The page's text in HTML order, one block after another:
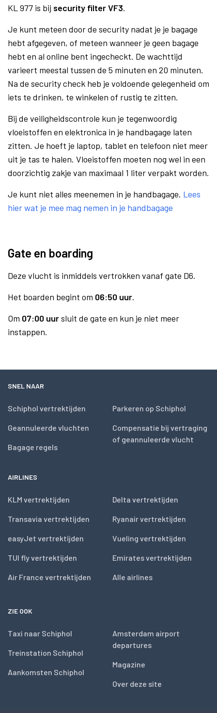
KL 977 is bij security filter VF3.
Je kunt meteen door de security nadat je je bagage
hebt afgegeven, of meteen wanneer je geen bagage
hebt en al online bent ingecheckt. De wachttijd
varieert meestal tussen de 5 minuten en 20 minuten.
Na de security check heb je voldoende gelegenheid om
iets te drinken, te winkelen of rustig te zitten.
Bij de veiligheidscontrole kun je tegenwoordig
vloeistoffen en elektronica in je handbagage laten
zitten. Je hoeft je laptop, tablet en telefoon niet meer
uit je tas te halen. Vloeistoffen moeten nog wel in een
doorzichtig zakje van maximaal 1 liter verpakt worden.
Je kunt niet alles meenemen in je handbagage. Lees
hier wat je mee mag nemen in je handbagage
Gate en boarding
Deze vlucht is inmiddels vertrokken vanaf gate D6.
Het boarden begint om 06:50 uur.
Om 07:00 uursluit de gate en kun je niet meer
instappen.
SNEL NAAR
Schiphol vertrektijden
Geannuleerde vluchten
Bagage regels
Parkeren op Schiphol
Compensatie bij vertraging
of geannuleerde vlucht
AIRLINES
KLM vertrektijden
Transavia vertrektijden
easyJet vertrektijden
TUI fly vertrektijden
Air France vertrektijden
Delta vertrektijden
Ryanair vertrektijden
Vueling vertrektijden
Emirates vertrektijden
Alle airlines
ZIE OOK
Taxi naar Schiphol
Treinstation Schiphol
Aankomsten Schiphol
Amsterdam airport
departures
Magazine
Over deze site